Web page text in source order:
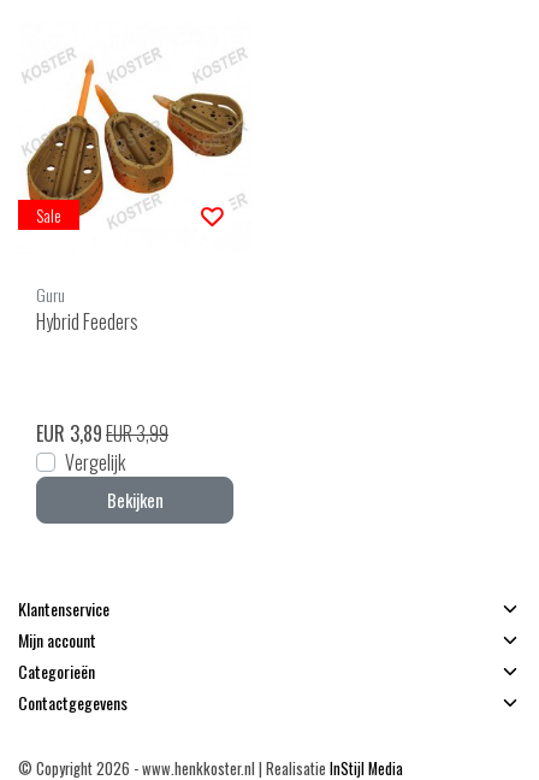
Sale
Guru
Hybrid Feeders
EUR 3,89EUR 3,99
Vergelijk
Bekijken
Klantenservice
Mijn account
Categorieën
Contactgegevens
© Copyright 2026 - www.henkkoster.nl | Realisatie InStijl Media